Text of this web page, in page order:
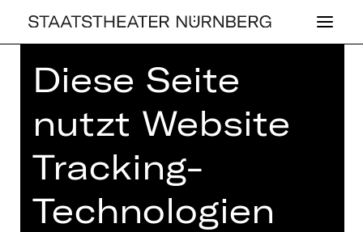
Home>Spielplan 26/27> Lieder im
Gluck: Caroline Ottocan und Marcelo
Amaral
OPER
Diese Seite
nutzt Website
Tracking-
Technologien